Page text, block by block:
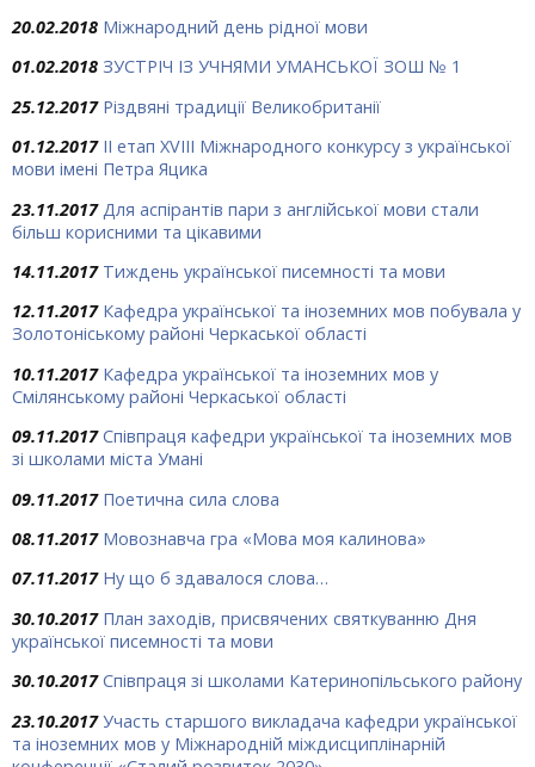
20.02.2018 Міжнародний день рідної мови
01.02.2018 ЗУСТРІЧ ІЗ УЧНЯМИ УМАНСЬКОЇ ЗОШ № 1
25.12.2017 Різдвяні традиції Великобританії
01.12.2017 ІІ етап XVIII Міжнародного конкурсу з української
мови імені Петра Яцика
23.11.2017 Для аспірантів пари з англійської мови стали
більш корисними та цікавими
14.11.2017 Тиждень української писемності та мови
12.11.2017 Кафедра української та іноземних мов побувала у
Золотоніському районі Черкаської області
10.11.2017 Кафедра української та іноземних мов у
Смілянському районі Черкаської області
09.11.2017 Співпраця кафедри української та іноземних мов
зі школами міста Умані
09.11.2017 Поетична сила слова
08.11.2017 Мовознавча гра «Мова моя калинова»
07.11.2017 Ну що б здавалося слова…
30.10.2017 План заходів, присвячених святкуванню Дня
української писемності та мови
30.10.2017 Співпраця зі школами Катеринопільського району
23.10.2017 Участь старшого викладача кафедри української
та іноземних мов у Міжнародній міждисциплінарній